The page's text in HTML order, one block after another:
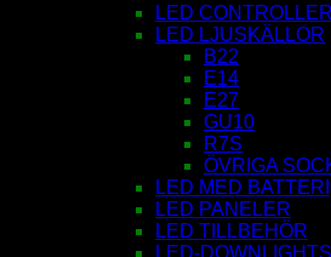
LED
LED LJUSKÄLLOR
B22
E14
E27
GU10
R7S
ÖVRIGA
LED MED BATTERI
LED PANELER
LED TILLBEHÖR